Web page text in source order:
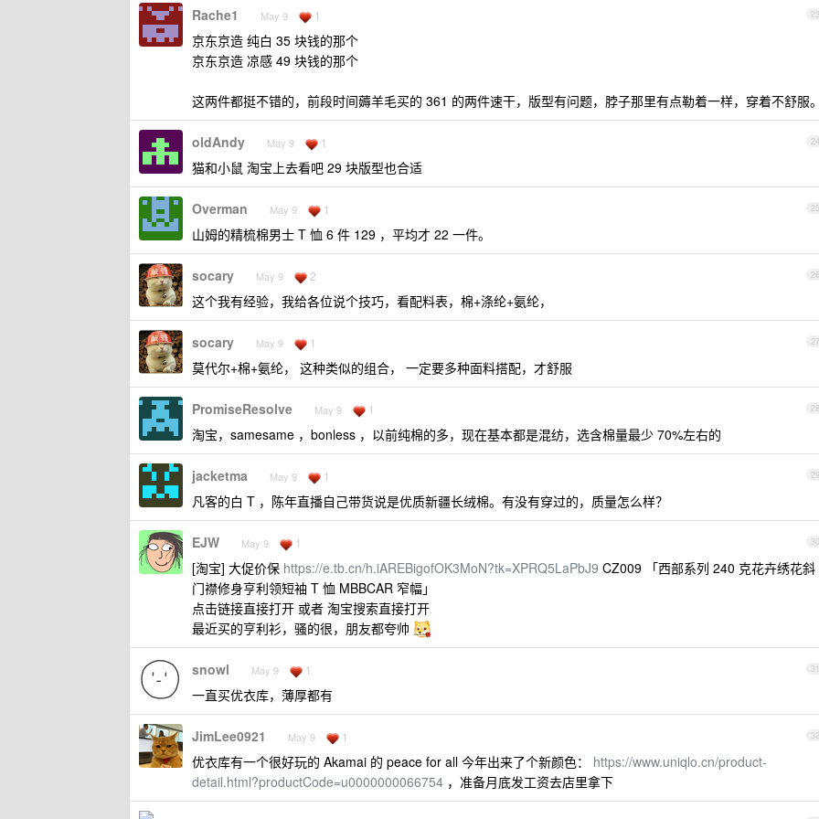
23
Rache1 May 9 1
京东京造 纯白 35 块钱的那个
京东京造 凉感 49 块钱的那个
这两件都挺不错的，前段时间薅羊毛买的 361 的两件速干，版型有问题，脖子那里有点勒着一样，穿着不舒服。
24
oldAndy May 9 1
猫和小鼠 淘宝上去看吧 29 块版型也合适
25
Overman May 9 1
山姆的精梳棉男士 T 恤 6 件 129 ，平均才 22 一件。
26
socary May 9 2
这个我有经验，我给各位说个技巧，看配料表，棉+涤纶+氨纶，
27
socary May 9 1
莫代尔+棉+氨纶， 这种类似的组合， 一定要多种面料搭配，才舒服
28
PromiseResolve May 9 1
淘宝，samesame ，bonless ，以前纯棉的多，现在基本都是混纺，选含棉量最少 70%左右的
29
jacketma May 9 1
凡客的白 T ，陈年直播自己带货说是优质新疆长绒棉。有没有穿过的，质量怎么样？
30
EJW May 9 1
[淘宝] 大促价保 https://e.tb.cn/h.iAREBigofOK3MoN?tk=XPRQ5LaPbJ9 CZ009 「西部系列 240 克花卉绣花斜
门襟修身亨利领短袖 T 恤 MBBCAR 窄幅」
点击链接直接打开 或者 淘宝搜索直接打开
最近买的亨利衫，骚的很，朋友都夸帅
31
snowl May 9 1
一直买优衣库，薄厚都有
32
JimLee0921 May 9 1
优衣库有一个很好玩的 Akamai 的 peace for all 今年出来了个新颜色： https://www.uniqlo.cn/product-
detail.html?productCode=u0000000066754 ，准备月底发工资去店里拿下